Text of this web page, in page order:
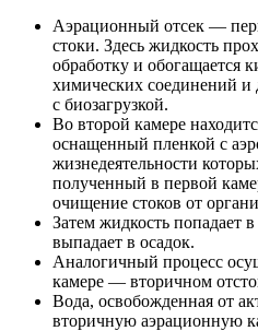
Аэрационный отсек —
стоки. Здесь жидкость
обработку и обогащается
химических соединений и
с биозагрузкой.
Во второй камере
оснащенный пленкой с
жизнедеятельности
полученный в первой
очищение стоков от
Затем жидкость попадает
выпадает в осадок.
Аналогичный процесс
камере — вторичном
Вода, освобожденная от
вторичную аэрационную